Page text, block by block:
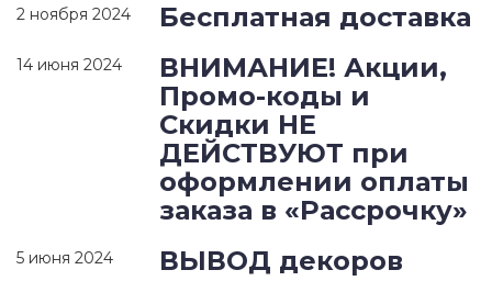
2 ноября 2024 Бесплатная доставка
14 июня 2024
ВНИМАНИЕ! Акции,
Промо-коды и
Скидки НЕ
ДЕЙСТВУЮТ при
оформлении оплаты
заказа в «Рассрочку»
5 июня 2024 ВЫВОД декоров